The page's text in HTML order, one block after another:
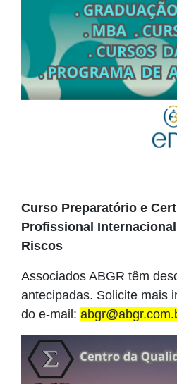
Curso Preparatório e
Profissional
Riscos
Associados ABGR têm
antecipadas. Solicite mais
do e-mail: